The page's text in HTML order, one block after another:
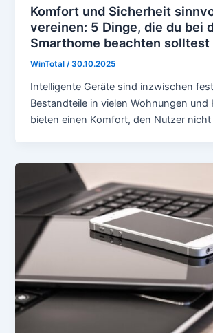
Komfort und Sicherheit
vereinen: 5 Dinge, die du bei
Smarthome beachten solltest
WinTotal /30.10.2025
Intelligente Geräte sind inzwischen
Bestandteile in vielen Wohnungen und
bieten einen Komfort, den Nutzer